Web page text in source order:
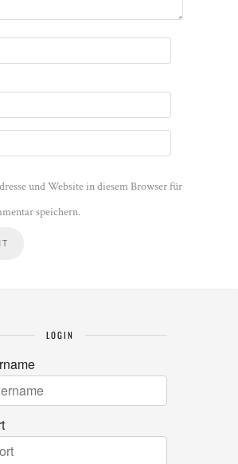
und Website in diesem Browser für
speichern.
LOGIN